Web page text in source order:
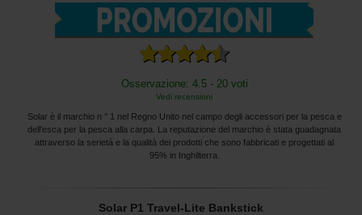
Osservazione: 4.5 - 20 voti
Vedi recensioni
Solar è il marchio n ° 1 nel Regno Unito nel campo degli accessori per la pesca e
dell'esca per la pesca alla carpa. La reputazione del marchio è stata guadagnata
attraverso la serietà e la qualità dei prodotti che sono fabbricati e progettati al
95% in Inghilterra.
Solar P1 Travel-Lite Bankstick